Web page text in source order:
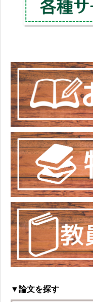
▼論文を探す